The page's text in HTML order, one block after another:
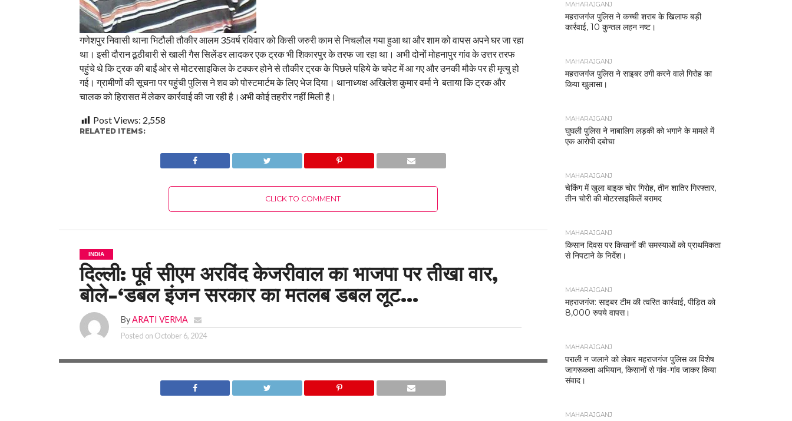
गणेशपुर निवासी थाना भिटौली तौकीर आलम 35वर्ष रविवार को किसी जरुरी काम से निचलौल गया हुआ था और शाम को वापस अपने घर जा रहा
था। इसी दौरान ठूठीबारी से खाली गैस सिलेंडर लादकर एक ट्रक भी शिकारपुर के तरफ जा रहा था। अभी दोनों मोहनापुर गांव के उत्तर तरफ
पहुंचे थे कि ट्रक की बाईं ओर से मोटरसाइकिल के टक्कर होने से तौकीर ट्रक के पिछले पहिये के चपेट में आ गए और उनकी मौके पर ही मृत्यु हो
गई। ग्रामीणों की सूचना पर पहुंची पुलिस ने शव को पोस्टमार्टम के लिए भेज दिया। थानाध्यक्ष अखिलेश कुमार वर्मा ने बताया कि ट्रक और
चालक को हिरासत में लेकर कार्रवाई की जा रही है।अभी कोई तहरीर नहीं मिली है।
Post Views: 2,558
RELATED ITEMS:
CLICK TO COMMENT
INDIA
दिल्ली: पूर्व सीएम अरविंद केजरीवाल का भाजपा पर तीखा वार,
बोले-‘डबल इंजन सरकार का मतलब डबल लूट…
ByARATI VERMA
Posted on October 6, 2024
MAHARAJGANJ
महराजगंज पुलिस ने कच्ची शराब के खिलाफ बड़ी
कार्रवाई, 10 कुन्तल लहन नष्ट।
MAHARAJGANJ
महराजगंज पुलिस ने साइबर ठगी करने वाले गिरोह का
किया खुलासा।
MAHARAJGANJ
घुघली पुलिस ने नाबालिग लड़की को भगाने के मामले में
एक आरोपी दबोचा
MAHARAJGANJ
चेकिंग में खुला बाइक चोर गिरोह, तीन शातिर गिरफ्तार,
तीन चोरी की मोटरसाइकिलें बरामद
MAHARAJGANJ
किसान दिवस पर किसानों की समस्याओं को प्राथमिकता
से निपटाने के निर्देश।
MAHARAJGANJ
महराजगंज: साइबर टीम की त्वरित कार्रवाई, पीड़ित को
8,000 रुपये वापस।
MAHARAJGANJ
पराली न जलाने को लेकर महराजगंज पुलिस का विशेष
जागरूकता अभियान, किसानों से गांव-गांव जाकर किया
संवाद।
MAHARAJGANJ